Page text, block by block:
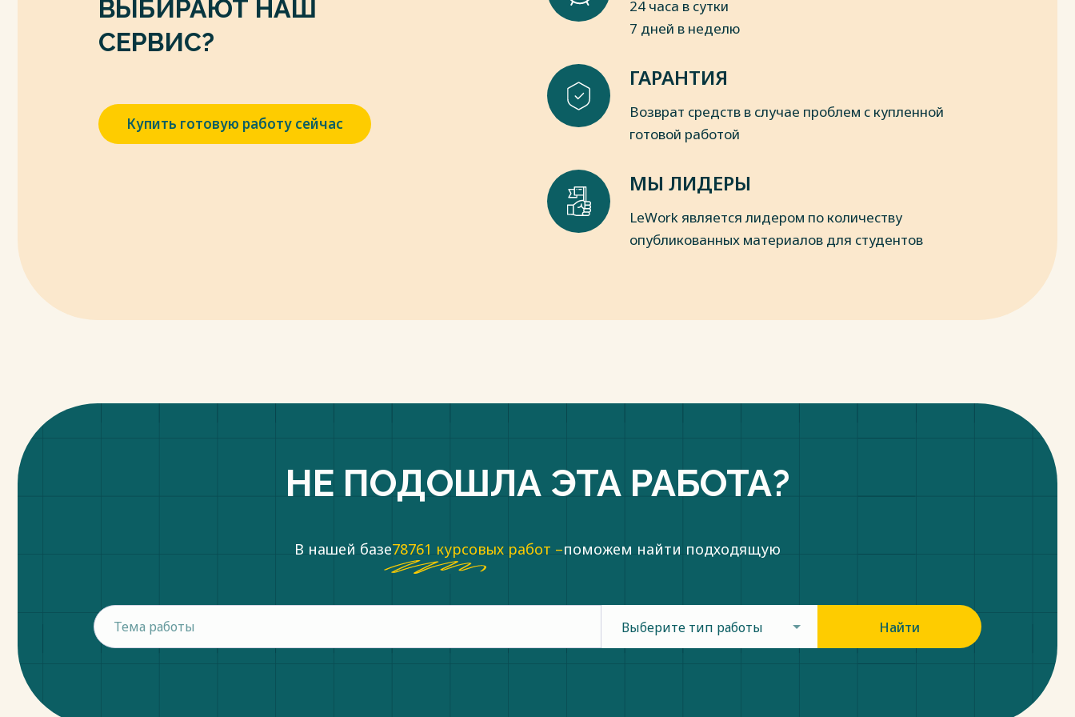
криминологический журнал. 2017. № 4(11). С. 748-760.
8. Джагрунов А.А. Правила назначения наказания при совокупности и
рецидиве преступлений нуждаются в дополнительной формализации //
качественной основы формирования профессиональной и организованной
преступности // Общество и право. 2016. № 3 (57). С. 98-101.
концептуальные подходы российских и зарубежных законодателей //
Всероссийский криминологический журнал. 2021. Т. 15. № 3. С. 361-371.
11. Зыков Д.А., Савин А.А., Семенов С.А. Рецидив преступлений: понятие, виды
13. Кобец П.Н. Понятие рецидива преступлений в отечественном
ВЫБИРАЮТ НАШ
СЕРВИС?
Купить готовую работу сейчас
24 часа в сутки
7 дней в неделю
ГАРАНТИЯ
Возврат средств в случае проблем с купленной
готовой работой
МЫ ЛИДЕРЫ
LeWork является лидером по количеству
опубликованных материалов для студентов
НЕ ПОДОШЛА ЭТА РАБОТА?
В нашей базе78761 курсовых работ –поможем найти подходящую
Выберите тип работы Найти